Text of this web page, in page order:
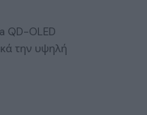
QD-OLED
την υψηλή